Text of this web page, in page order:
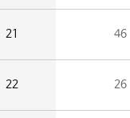
21 46
22 26